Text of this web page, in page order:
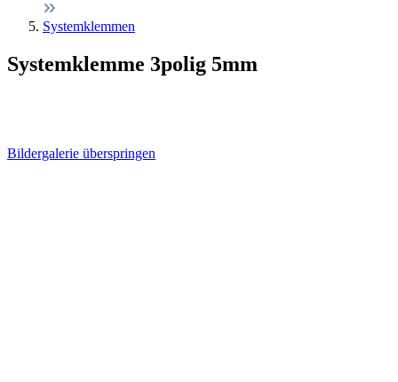
Systemklemmen
Systemklemme 3polig 5mm
Bildergalerie überspringen